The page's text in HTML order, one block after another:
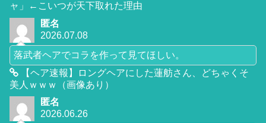
ャ」←こいつが天下取れた理由
匿名
2026.07.08
落武者ヘアでコラを作って見てほしい。
【ヘア速報】ロングヘアにした蓮舫さん、どちゃくそ
美人ｗｗｗ（画像あり）
匿名
2026.06.26